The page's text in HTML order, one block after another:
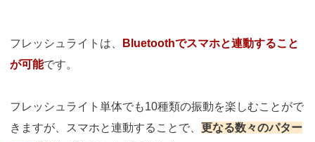
フレッシュライトは、
Bluetoothでスマホと連動すること
が可能です。
フレッシュライト単体でも10種類の振動を楽しむことがで
きますが、スマホと連動することで、 更なる数々のパター